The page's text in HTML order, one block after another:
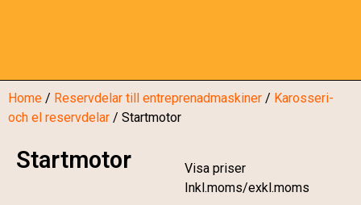
Home / Reservdelar till entreprenadmaskiner / Karosseri-
och el reservdelar / Startmotor
Startmotor
Visa priser
Inkl.moms/exkl.moms